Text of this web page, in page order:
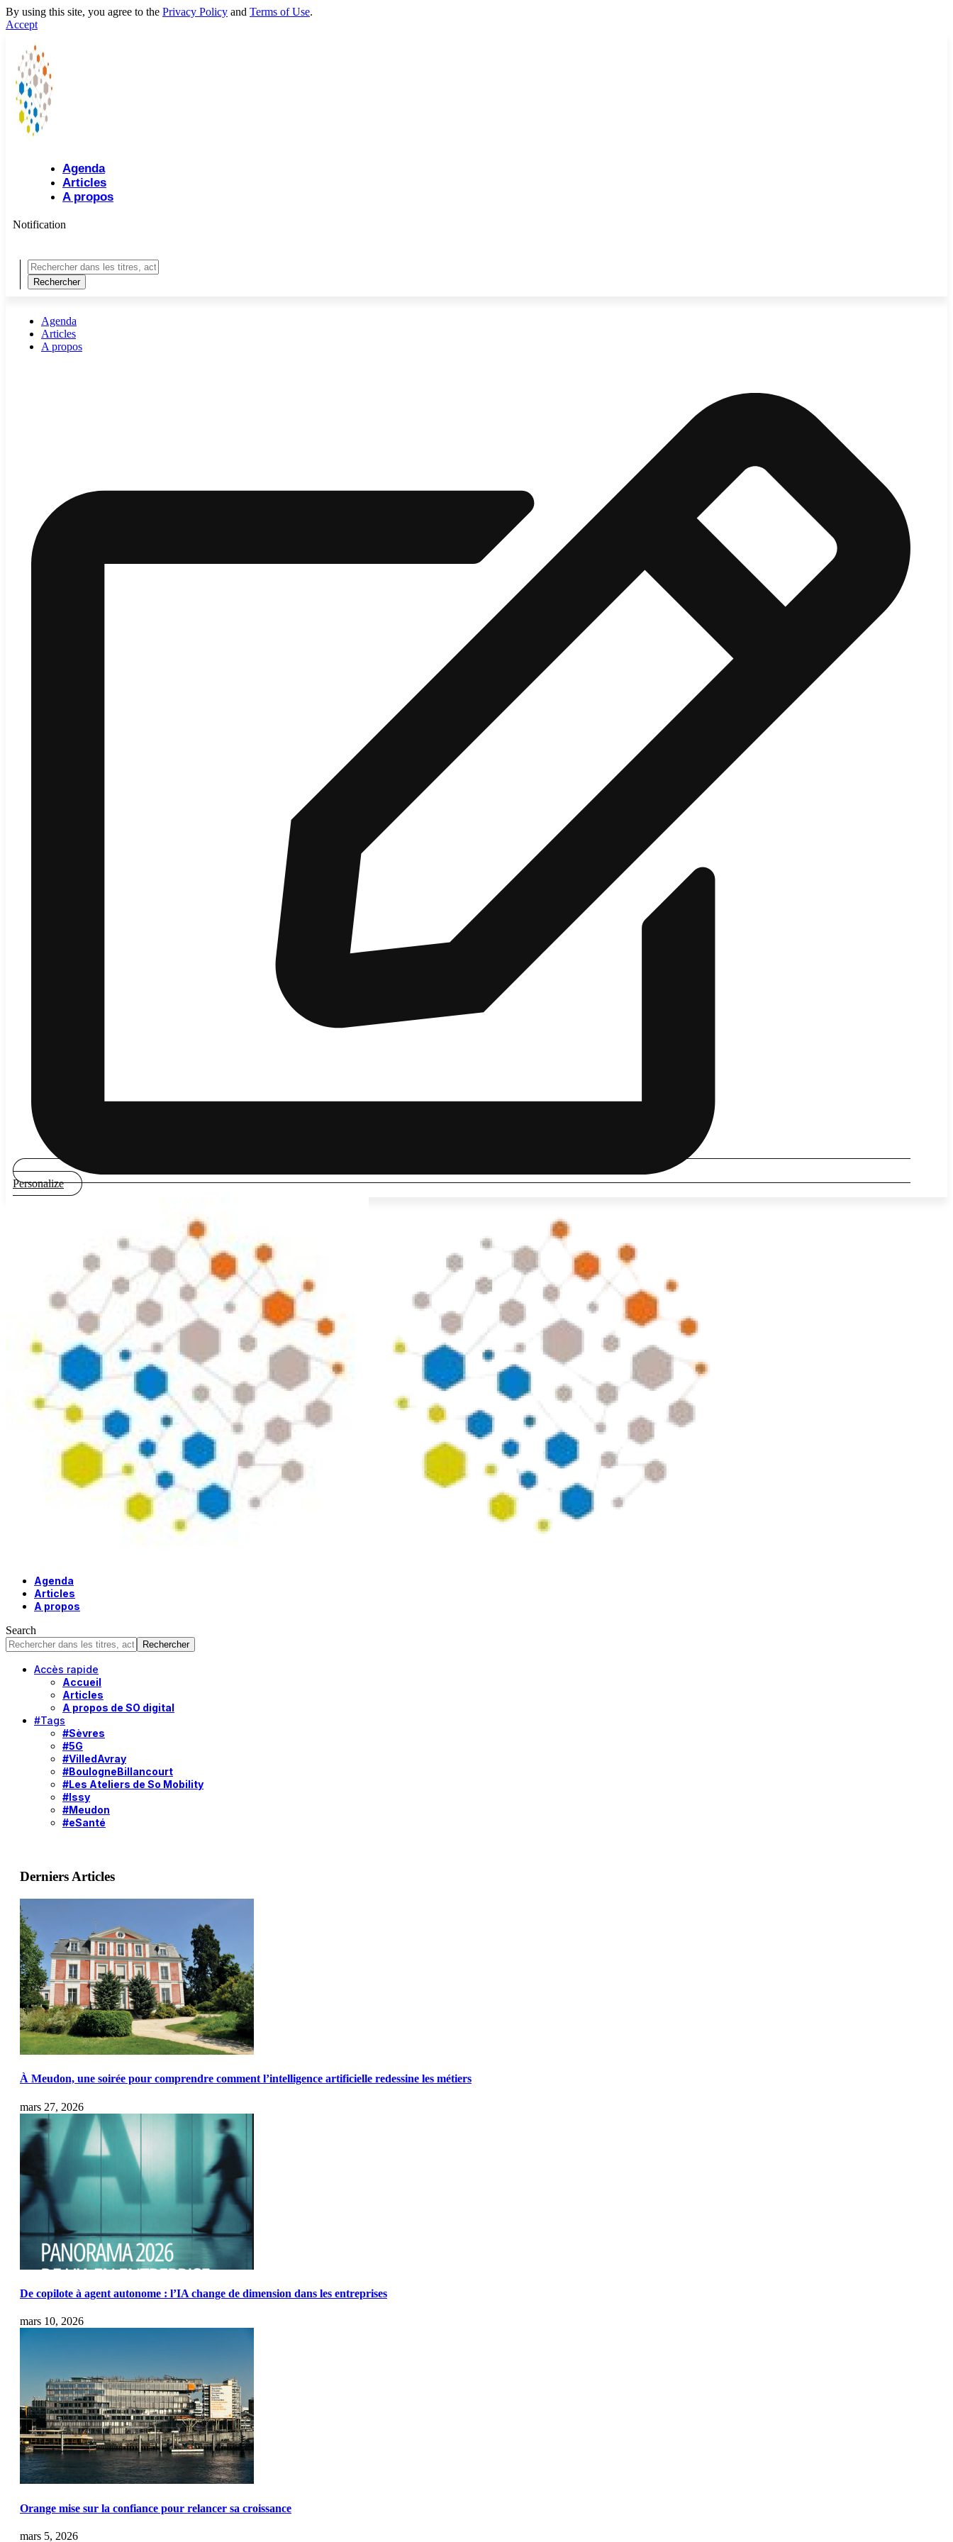
By using this site, you agree to the Privacy Policy and Terms of Use.
Accept
Agenda
Articles
A propos
Notification
Agenda
Articles
A propos
Personalize
Agenda
Articles
A propos
Search
Accès rapide
Accueil
Articles
A propos de SO digital
#Tags
#Sèvres
#5G
#VilledAvray
#BoulogneBillancourt
#Les Ateliers de So Mobility
#Issy
#Meudon
#eSanté
Derniers Articles
À Meudon, une soirée pour comprendre comment l’intelligence artificielle redessine les métiers
mars 27, 2026
De copilote à agent autonome : l’IA change de dimension dans les entreprises
mars 10, 2026
Orange mise sur la confiance pour relancer sa croissance
mars 5, 2026